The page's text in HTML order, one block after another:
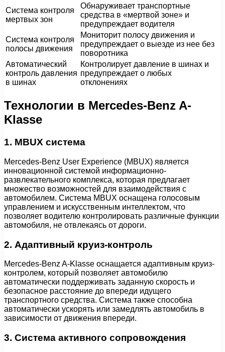
Система контроля
мертвых зон
Обнаруживает транспортные
средства в «мертвой зоне» и
предупреждает водителя
Система контроля
полосы движения
Мониторит полосу движения и
предупреждает о выезде из нее без
поворотника
Автоматический
контроль давления
в шинах
Контролирует давление в шинах и
предупреждает о любых
отклонениях
Технологии в Mercedes-Benz A-
Klasse
1. MBUX система
Mercedes-Benz User Experience (MBUX) является
инновационной системой информационно-
развлекательного комплекса, которая предлагает
множество возможностей для взаимодействия с
автомобилем. Система MBUX оснащена голосовым
управлением и искусственным интеллектом, что
позволяет водителю контролировать различные функции
автомобиля, не отвлекаясь от дороги.
2. Адаптивный круиз-контроль
Mercedes-Benz A-Klasse оснащается адаптивным круиз-
контролем, который позволяет автомобилю
автоматически поддерживать заданную скорость и
безопасное расстояние до впереди идущего
транспортного средства. Система также способна
автоматически ускорять или замедлять автомобиль в
зависимости от движения впереди.
3. Система активного сопровождения